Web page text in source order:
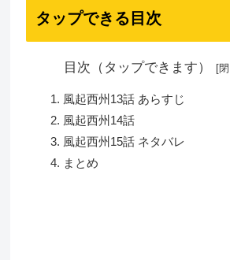
タップできる目次
目次（タップできます）
風起西州13話 あらすじ
風起西州14話
風起西州15話 ネタバレ
まとめ